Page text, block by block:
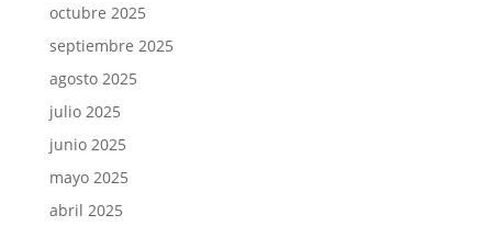
octubre 2025
septiembre 2025
agosto 2025
julio 2025
junio 2025
mayo 2025
abril 2025